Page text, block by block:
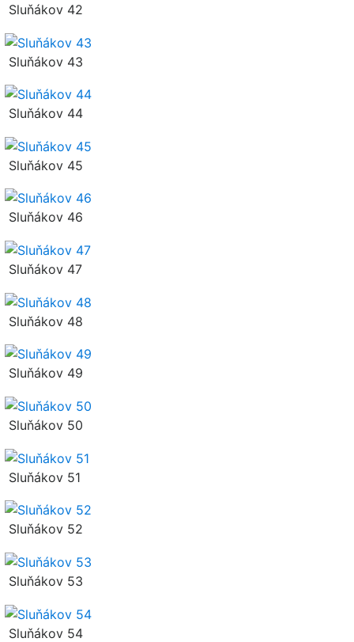
Sluňákov 42
Sluňákov 43
Sluňákov 44
Sluňákov 45
Sluňákov 46
Sluňákov 47
Sluňákov 48
Sluňákov 49
Sluňákov 50
Sluňákov 51
Sluňákov 52
Sluňákov 53
Sluňákov 54